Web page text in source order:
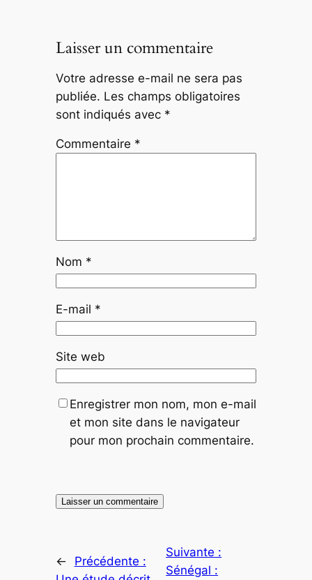
Laisser un commentaire
Votre adresse e-mail ne sera pas
publiée. Les champs obligatoires
sont indiqués avec *
Commentaire *
Nom *
E-mail *
Site web
Enregistrer mon nom, mon e-mail
et mon site dans le navigateur
pour mon prochain commentaire.
←
Précédente :
Suivante :
Sénégal :